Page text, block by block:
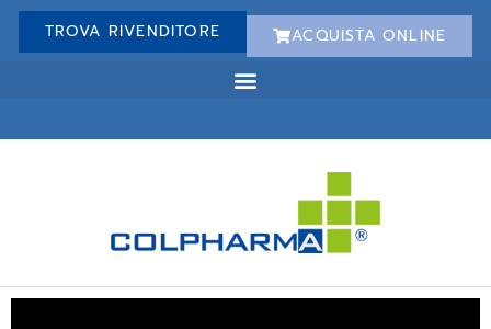
TROVA RIVENDITORE ACQUISTA ONLINE